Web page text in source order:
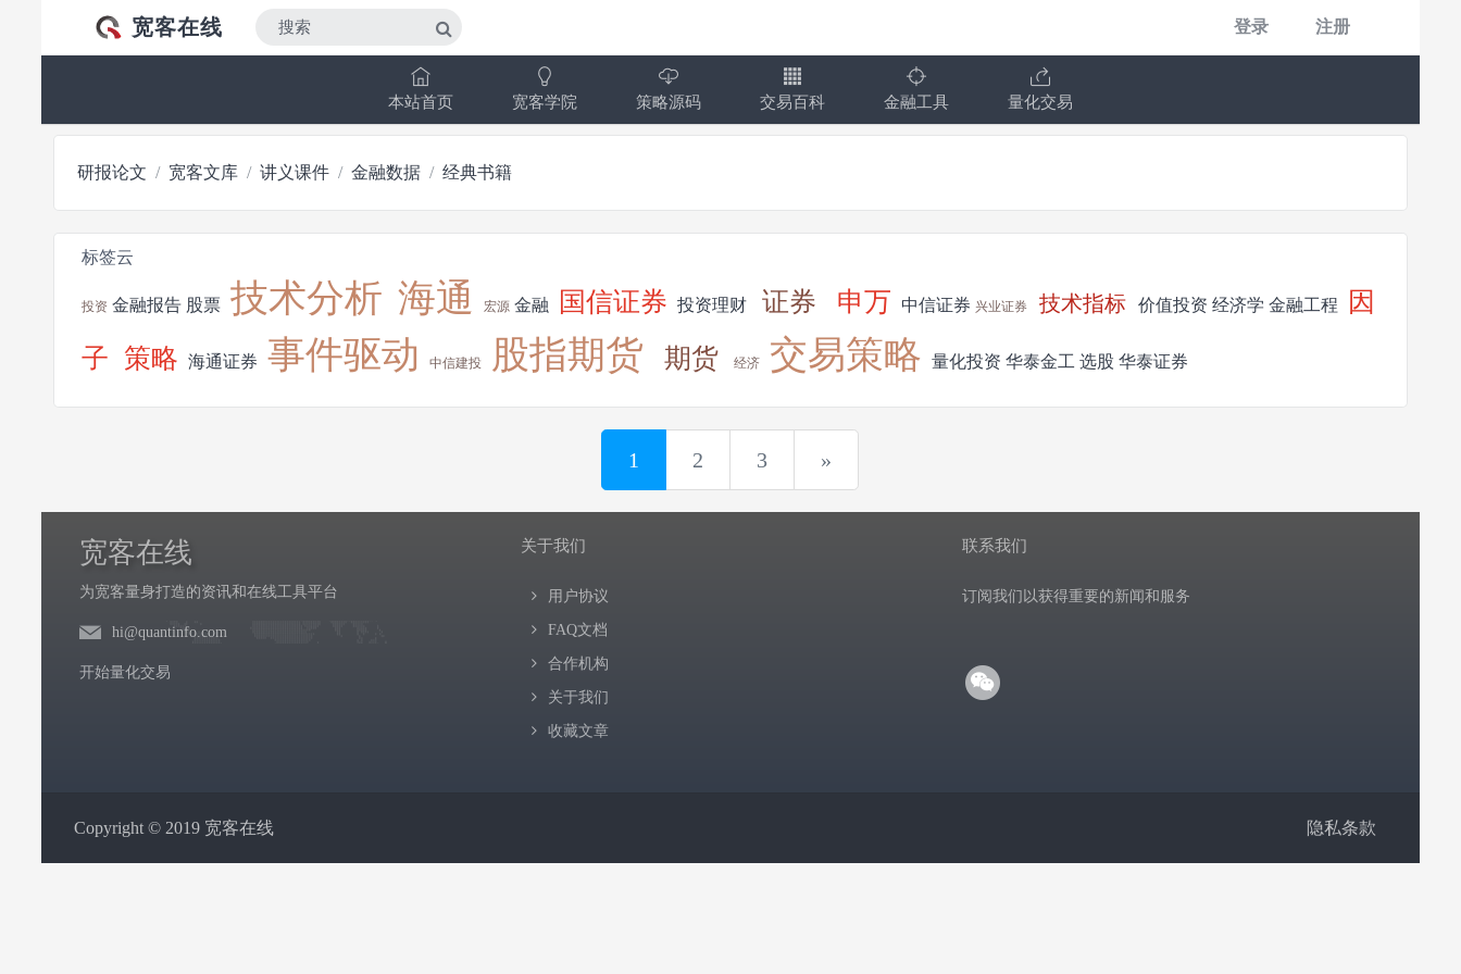
宽客在线 登录 注册
本站首页 宽客学院 策略源码 交易百科 金融工具 量化交易
研报论文 宽客文库 讲义课件 金融数据 经典书籍
标签云
投资 金融报告 股票 技术分析 海通 宏源 金融 国信证券 投资理财 证券 申万 中信证券 兴业证券 技术指标 价值投资 经济学 金融工程
因
子 策略 海通证券 事件驱动 中信建投 股指期货 期货 经济 交易策略 量化投资 华泰金工 选股 华泰证券
1 2 3 »
宽客在线
为宽客量身打造的资讯和在线工具平台
hi@quantinfo.com
开始量化交易
关于我们
用户协议
FAQ文档
合作机构
关于我们
收藏文章
联系我们
订阅我们以获得重要的新闻和服务
Copyright © 2019 宽客在线 隐私条款